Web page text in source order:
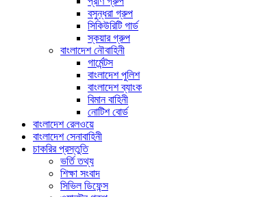
বসুন্ধরা গ্রুপ
সিকিউরিটি গার্ড
স্কয়ার গ্রুপ
বাংলাদেশ নৌবাহিনী
গার্মেন্টস
বাংলাদেশ পুলিশ
বাংলাদেশ ব্যাংক
বিমান বাহিনী
নোটিশ বোর্ড
বাংলাদেশ রেলওয়ে
বাংলাদেশ সেনাবাহিনী
চাকরির প্রস্তুতি
ভর্তি তথ্য
শিক্ষা সংবাদ
সিভিল ডিফেন্স